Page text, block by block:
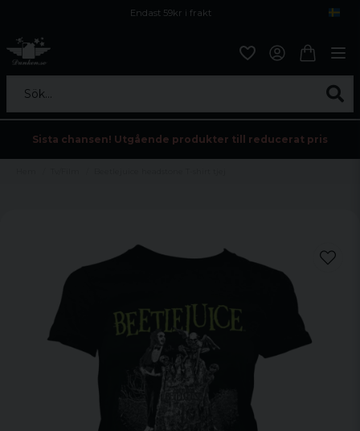
Endast 59kr i frakt
Sök...
Sista chansen! Utgående produkter till reducerat pris